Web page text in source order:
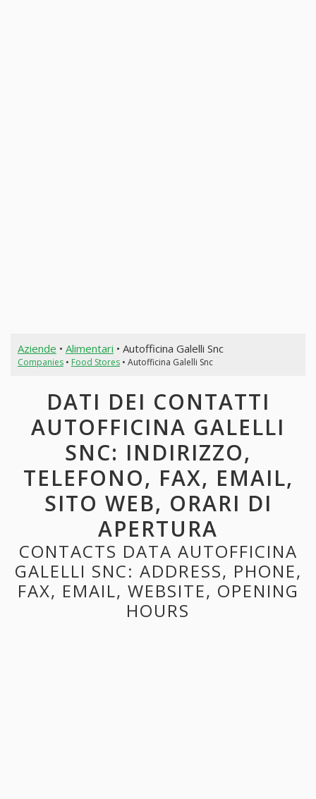
Aziende • Alimentari • Autofficina Galelli Snc
Companies• Food Stores• Autofficina Galelli Snc
DATI DEI CONTATTI
AUTOFFICINA GALELLI
SNC: INDIRIZZO,
TELEFONO, FAX, EMAIL,
SITO WEB, ORARI DI
APERTURA
CONTACTS DATA AUTOFFICINA
GALELLI SNC: ADDRESS, PHONE,
FAX, EMAIL, WEBSITE, OPENING
HOURS